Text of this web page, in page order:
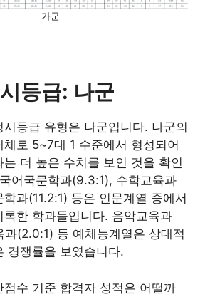
가군
등급: 나군
등급 유형은 나군입니다. 나군의
로 5~7대 1 수준에서 형성되어
더 높은 수치를 보인 것을 확인
어국문학과(9.3:1), 수학교육과
과(11.2:1) 등은 인문계열 중에서
록한 학과들입니다. 음악교육과
(2.0:1) 등 예체능계열은 상대적
경쟁률을 보였습니다.
점수 기준 합격자 성적은 어떨까